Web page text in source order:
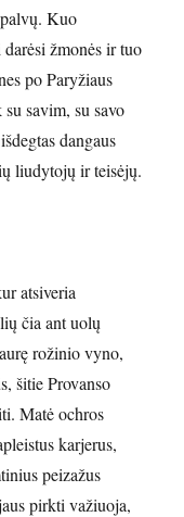
Kuo
žmonės ir tuo
po Paryžiaus
savim, su savo
dangaus
liudytojų ir teisėjų.
atsiveria
čia ant uolų
rožinio vyno,
šitie Provanso
Matė ochros
karjerus,
peizažus
pirkti važiuoja,